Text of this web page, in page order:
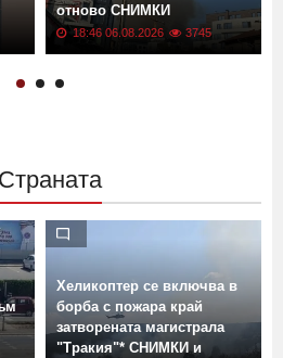
отново СНИМКИ
18:46 06.08.2026 3745
Хеликоптер се включва в
борба с пожара край
затворената магистрала
"Тракия"* СНИМКИ и